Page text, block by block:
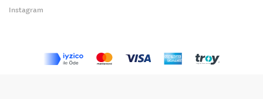
Instagram